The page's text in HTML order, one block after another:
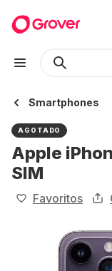
Smartphones
AGOTADO
Apple
SIM
Favoritos